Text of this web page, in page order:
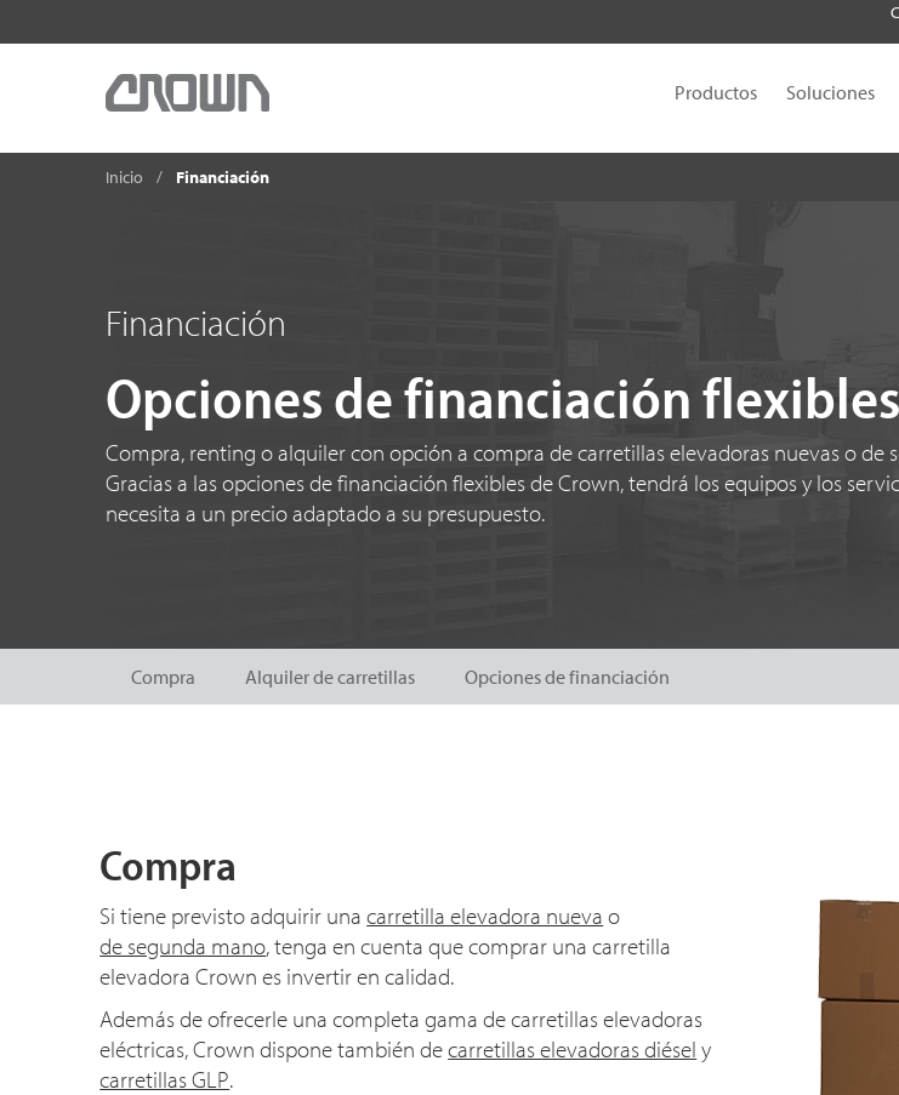
Productos Soluciones
Inicio Financiación
Financiación
Opciones de financiación flexibles
Compra, renting o alquiler con opción a compra de carretillas elevadoras nuevas o de
Gracias a las opciones de financiación flexibles de Crown, tendrá los equipos y los
necesita a un precio adaptado a su presupuesto.
Compra Alquiler de carretillas Opciones de financiación
Compra
Si tiene previsto adquirir unacarretilla elevadora nueva o
de segunda mano, tenga en cuenta que comprar una carretilla
elevadora Crown es invertir en calidad.
Además de ofrecerle una completa gama de carretillas elevadoras
eléctricas, Crown dispone también decarretillas elevadoras diésel y
carretillas GLP.